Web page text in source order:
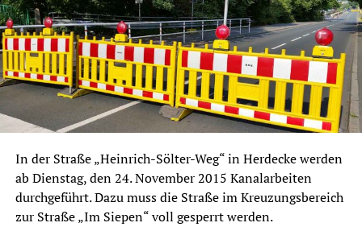
In der Straße „Heinrich-Sölter-Weg“ in Herdecke werden
ab Dienstag, den 24. November 2015 Kanalarbeiten
durchgeführt. Dazu muss die Straße im Kreuzungsbereich
zur Straße „Im Siepen“ voll gesperrt werden.